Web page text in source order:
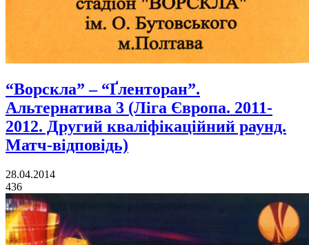
“Ворскла” – “Ґленторан”.
Альтернатива 3 (Ліга Європа. 2011-
2012. Другий кваліфікаційний раунд.
Матч-відповідь)
28.04.2014
436